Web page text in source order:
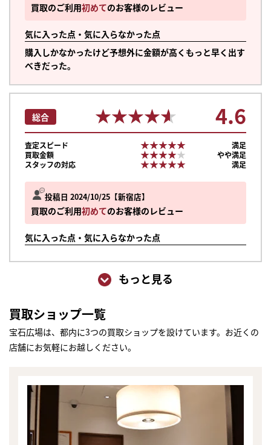
買取のご利用初めてのお客様のレビュー
気に入った点・気に入らなかった点
購入しかなかったけど予想外に金額が高くもっと早く出す
べきだった。
投稿日 2024/10/25 新宿店
買取のご利用初めてのお客様のレビュー
気に入った点・気に入らなかった点
総合 ★★★★★
★★★★★ 4.6
査定スピード ★★★★★
★★★★★
満足
買取金額
★★★★★
★★★★★
やや満足
スタッフの対応
★★★★★
★★★★★ 満足
もっと見る
買取ショップ一覧
宝石広場は、都内に3つの買取ショップを設けています。お近くの
店舗にお気軽にお越しください。
まずは
かんたん30秒でお試し査定